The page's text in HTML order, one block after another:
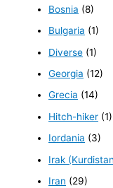
Bosnia (8)
Bulgaria (1)
Diverse (1)
Georgia (12)
Grecia (14)
Hitch-hiker (1)
Iordania (3)
Irak
Iran (29)